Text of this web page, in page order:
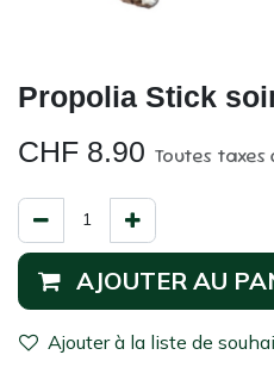
​Propolia Stick
CHF 8.90 Toutes
AJOUTER AU
Ajouter à la liste de